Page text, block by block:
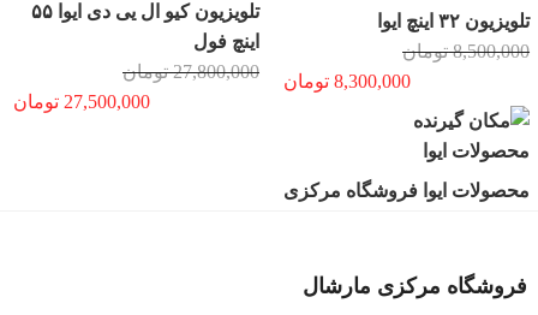
تلویزیون ۳۲ اینچ ایوا
8,500,000 تومان
8,300,000 تومان
محصولات ایوا
محصولات ایوا فروشگاه مرکزی
تلویزیون کیو ال یی دی ایوا ۵۵
اینچ فول
27,800,000 تومان
27,500,000 تومان
فروشگاه مرکزی مارشال